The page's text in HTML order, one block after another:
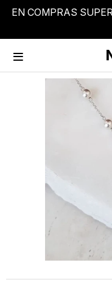
EN COMPRAS
